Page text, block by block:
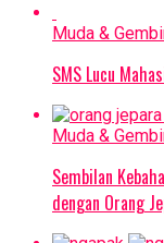
Muda &
SMS Lucu
Muda &
Sembilan
dengan Orang